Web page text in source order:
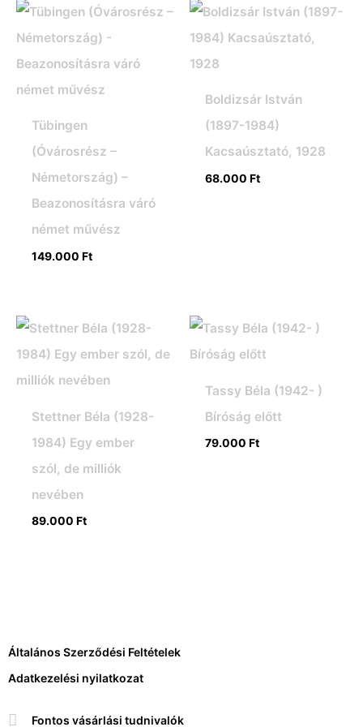
Tübingen
(Óvárosrész –
Németország) –
Beazonosításra váró
német művész
149.000 Ft
Boldizsár István
(1897-1984)
Kacsaúsztató, 1928
68.000 Ft
Stettner Béla (1928-
1984) Egy ember
szól, de milliók
nevében
89.000 Ft
Tassy Béla (1942- )
Bíróság előtt
79.000 Ft
Általános Szerződési Feltételek
Adatkezelési nyilatkozat
Fontos vásárlási tudnivalók